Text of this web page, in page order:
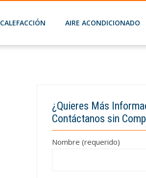
CALEFACCIÓN AIRE ACONDICIONADO
¿Quieres Más
Contáctanos sin
Nombre (requerido)